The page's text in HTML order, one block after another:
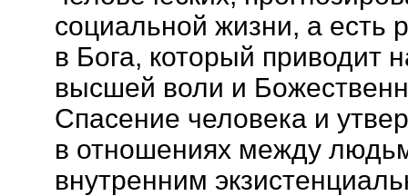
социальной жизни, а есть
в Бога, который приводит
высшей воли и
Спасение человека и
в отношениях между
внутренним